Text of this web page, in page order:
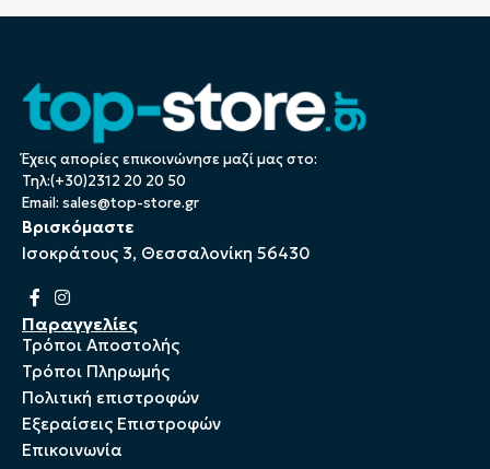
Έχεις απορίες επικοινώνησε μαζί μας στο:
Τηλ:(+30)2312 20 20 50
Email: sales@top-store.gr
Βρισκόμαστε
Ισοκράτους 3, Θεσσαλονίκη 56430
Παραγγελίες
Τρόποι Αποστολής
Τρόποι Πληρωμής
Πολιτική επιστροφών
Εξεραίσεις Επιστροφών
Επικοινωνία